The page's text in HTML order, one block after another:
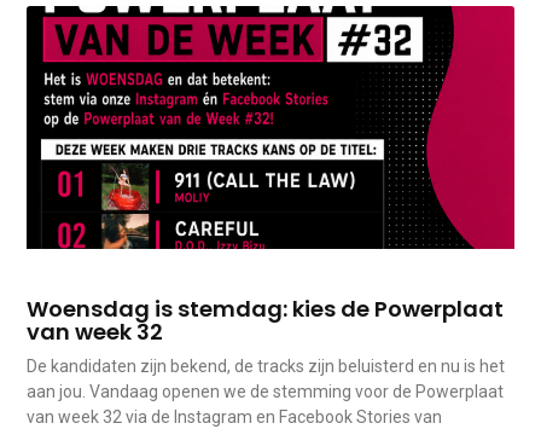
Woensdag is stemdag: kies de Powerplaat
van week 32
De kandidaten zijn bekend, de tracks zijn beluisterd en nu is het
aan jou. Vandaag openen we de stemming voor de Powerplaat
van week 32 via de Instagram en Facebook Stories van